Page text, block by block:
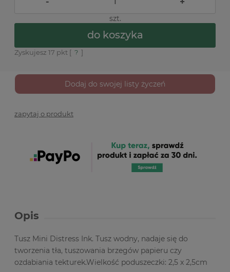
szt.
do koszyka
Zyskujesz 17 pkt [ ? ]
Dodaj do swojej listy życzeń
zapytaj o produkt
Opis
Tusz Mini Distress Ink. Tusz wodny, nadaje się do
tworzenia tła, tuszowania brzegów papieru czy
ozdabiania tekturek.Wielkość poduszeczki: 2,5 x 2,5cm